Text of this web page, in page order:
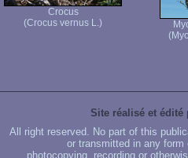
Crocus
(Crocus vernus L.)
Site réalisé et édité
All right reserved. No part of this
or transmitted in any
photocopying, recording or